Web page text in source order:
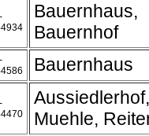
Bauernhaus,
Bauernhof
Bauernhaus
Aussiedlerhof,
Muehle,